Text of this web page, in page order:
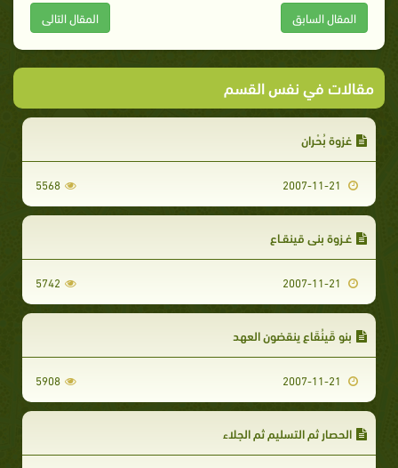
المقال السابق المقال التالى
مقالات في نفس القسم
غزوة بُحْران
5568
غـزوة بني قينقـاع
5742
بنو قَينُقَاع ينقضون العهد‏
5908
الحصار ثم التسليم ثم الجلاء‏‏